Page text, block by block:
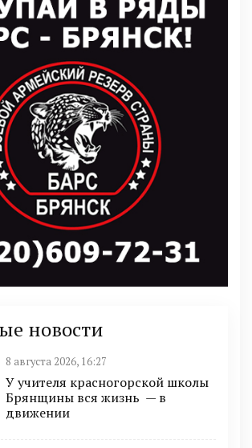
новости
8 августа 2026, 16:27
У учителя красногорской школы
Брянщины вся жизнь — в
движении